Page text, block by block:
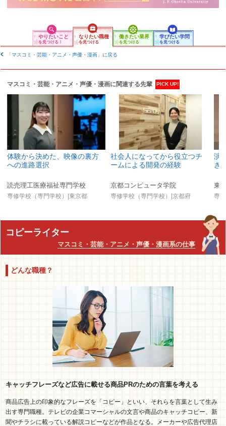
やりたいこと
を見つける！
なりたい職種
を見つける
働きたい業界
を見つける
学びたい学問
を見つける
「マスコミ・芸能・アニメ・声優・漫画」に戻る
マスコミ・芸能・アニメ・声優・漫画に関連する先輩 PICK UP!
体験から決めた、映像の裏方
への進路選択
読売理工医療福祉専門学校
専修学校（専門学校）|東京都
社会人になってから役立つチ
ームによる開発の経験
京都コンピュータ学院
専修学校（専門学校）|京都府
演
き
専
コピーライター
マスコミ・芸能・アニメ・声優・漫画系の仕事
どんな職種？
キャッチフレーズなど広告に載せる商品PRのための言葉を考える
商品広告上の印象的なフレーズを「コピー」といい、それらを言葉として生み
出す専門職種。テレビの企業コマーシャルの文言や商品のキャッチコピー、新
聞やチラシに載っている解説コピーなどが作品となる。メーカーや広告代理店